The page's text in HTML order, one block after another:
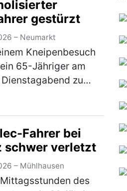
gestürzt
– Neumarkt
Kneipenbesuch
65-Jähriger am
zu
stürzte der Herr
seiner star…
Fahrer bei
schwer verletzt
– Mühlhausen
des